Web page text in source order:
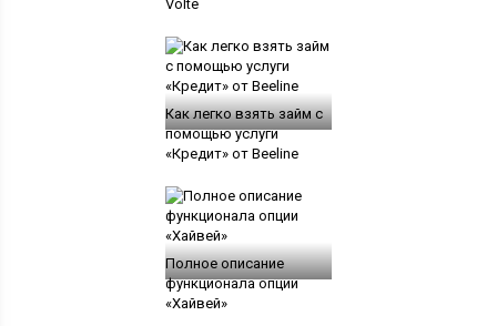
Volte
Как легко взять займ с
помощью услуги
«Кредит» от Beeline
Полное описание
функционала опции
«Хайвей»